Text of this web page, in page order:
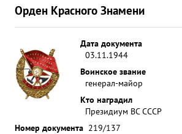
Орден Красного Знамени
Дата документа
03.11.1944
Воинское звание
генерал-майор
Кто наградил
Президиум ВС СССР
Номер документа 219/137